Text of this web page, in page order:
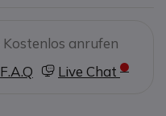
Kostenlos anrufen
F.A.Q Live Chat